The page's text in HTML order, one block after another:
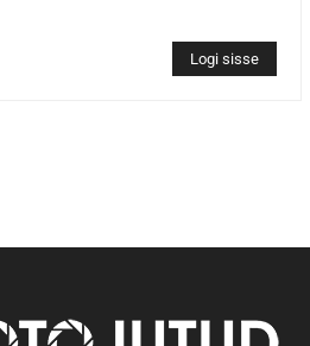
Logi sisse